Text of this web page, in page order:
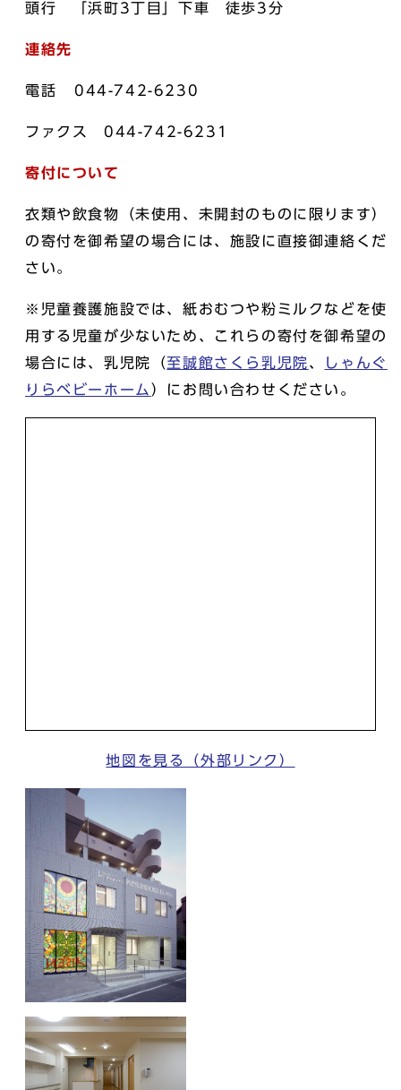
頭行 「浜町3丁目」下車 徒歩3分
連絡先
電話 044-742-6230
ファクス 044-742-6231
寄付について
衣類や飲食物（未使用、未開封のものに限ります）
の寄付を御希望の場合には、施設に直接御連絡くだ
さい。
※児童養護施設では、紙おむつや粉ミルクなどを使
用する児童が少ないため、これらの寄付を御希望の
場合には、乳児院（至誠館さくら乳児院、
しゃんぐ
りらベビーホーム ）にお問い合わせください。
地図を見る（外部リンク）